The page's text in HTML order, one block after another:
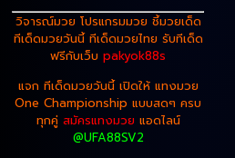
วิจารณ์มวย โปรแกรมมวย ชี้มวยเด็ด
ทีเด็ดมวยวันนี้ ทีเด็ดมวยไทย รับทีเด็ด
ฟรีกับเว็บ pakyok88s
แจก ทีเด็ดมวยวันนี้ เปิดให้ แทงมวย
One Championship แบบสดๆ ครบ
ทุกคู่ สมัครแทงมวย แอดไลน์
@UFA88SV2